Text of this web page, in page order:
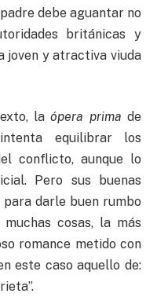
debe aguantar no
británicas y
joven y atractiva viuda
laópera prima de
equilibrar los
conflicto, aunque lo
Pero sus buenas
darle buen rumbo
cosas, la más
romance metido con
este caso aquello de: